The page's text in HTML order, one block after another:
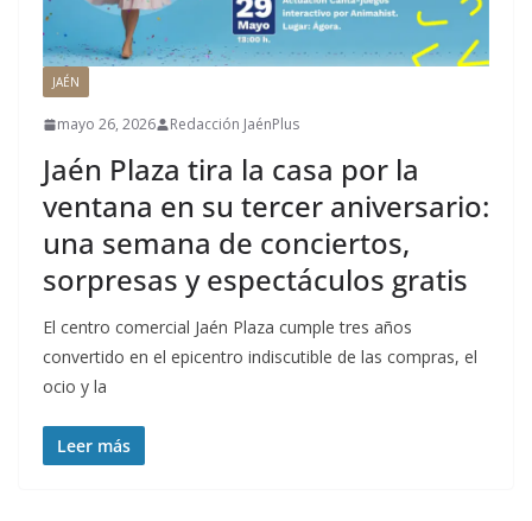
JAÉN
mayo 26, 2026 Redacción JaénPlus
Jaén Plaza tira la casa por la
ventana en su tercer aniversario:
una semana de conciertos,
sorpresas y espectáculos gratis
El centro comercial Jaén Plaza cumple tres años
convertido en el epicentro indiscutible de las compras, el
ocio y la
Leer más